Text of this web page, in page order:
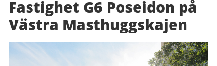
Fastighet G6 Poseidon på
Västra Masthuggskajen